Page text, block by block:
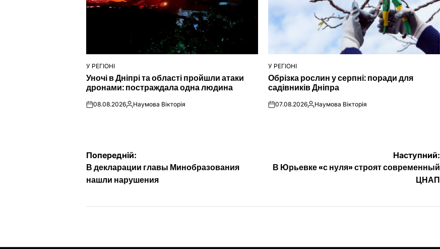
ОПУБЛІКУВАТИ
У
У РЕГІОНІ
Уночі в Дніпрі та області пройшли атаки
дронами: постраждала одна людина
on08.08.2026Опубліковано
Наумова Вікторія
ОПУБЛІКУВАТИ
У
У РЕГІОНІ
Обрізка рослин у серпні: поради для
садівників Дніпра
on07.08.2026Опубліковано
Наумова Вікторія
Навігація
записів
Попередній:
В декларации главы Минобразования
нашли нарушения
Наступний:
В Юрьевке «с нуля» строят современный
ЦНАП